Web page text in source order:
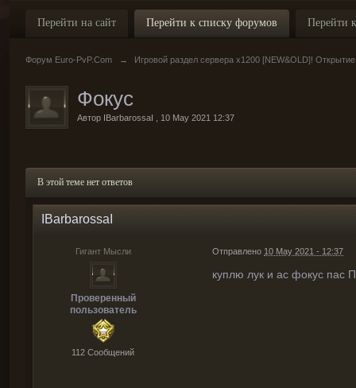
Перейти на сайт Перейти к списку форумов Перейти
Форум Euro-PvP.Com → Игровой раздел сервера х1200 [NEW&OLD]!
Фокус
Автор IBarbarossaI 10 May 2021 12:37
В этой теме нет ответов
IBarbarossaI
Гигант Мысли
Проверенный
пользователь
112 Cообщений
Отправлено 10 May 2021 - 12:37
куплю лук и ас фокус пас